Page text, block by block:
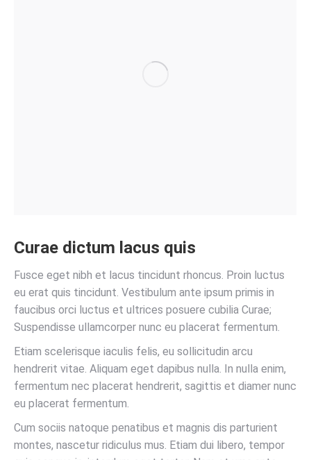
Curae dictum lacus quis
Fusce eget nibh et lacus tincidunt rhoncus. Proin luctus
eu erat quis tincidunt. Vestibulum ante ipsum primis in
faucibus orci luctus et ultrices posuere cubilia Curae;
Suspendisse ullamcorper nunc eu placerat fermentum.
Etiam scelerisque iaculis felis, eu sollicitudin arcu
hendrerit vitae. Aliquam eget dapibus nulla. In nulla enim,
fermentum nec placerat hendrerit, sagittis et diamer nunc
eu placerat fermentum.
Cum sociis natoque penatibus et magnis dis parturient
montes, nascetur ridiculus mus. Etiam dui libero, tempor